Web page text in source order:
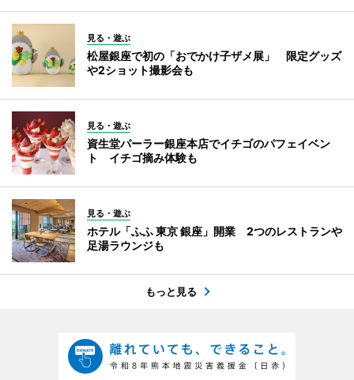
見る・遊ぶ
松屋銀座で初の「おでかけ子ザメ展」 限定グッズ
や2ショット撮影会も
見る・遊ぶ
資生堂パーラー銀座本店でイチゴのパフェイベン
ト イチゴ摘み体験も
見る・遊ぶ
ホテル「ふふ 東京 銀座」開業 2つのレストランや
足湯ラウンジも
もっと見る